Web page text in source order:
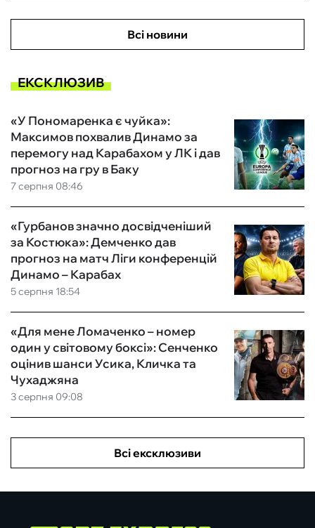
Всі новини
ЕКСКЛЮЗИВ
7 серпня 08:46
«У Пономаренка є чуйка»:
Максимов похвалив Динамо за
перемогу над Карабахом у ЛК і дав
прогноз на гру в Баку
5 серпня 18:54
«Гурбанов значно досвідченіший
за Костюка»: Демченко дав
прогноз на матч Ліги конференцій
Динамо – Карабах
3 серпня 09:08
«Для мене Ломаченко – номер
один у світовому боксі»: Сенченко
оцінив шанси Усика, Кличка та
Чухаджяна
Всі ексклюзиви